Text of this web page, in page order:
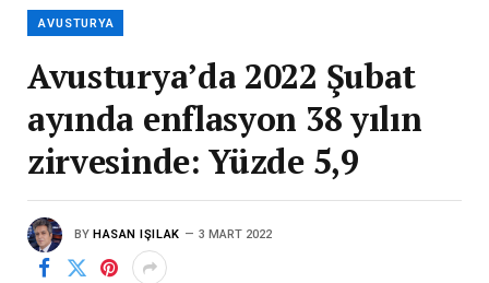
AVUSTURYA
Avusturya’da 2022 Şubat
ayında enflasyon 38 yılın
zirvesinde: Yüzde 5,9
BY HASAN IŞILAK 3 MART 2022